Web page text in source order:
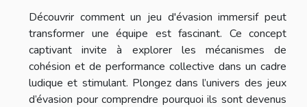
Découvrir comment un jeu d'évasion immersif peut
transformer une équipe est fascinant. Ce concept
captivant invite à explorer les mécanismes de
cohésion et de performance collective dans un cadre
ludique et stimulant. Plongez dans l’univers des jeux
d’évasion pour comprendre pourquoi ils sont devenus